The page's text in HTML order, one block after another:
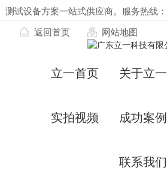
测试设备方案一站式供应商。服务热线：
返回首页 网站地图
立一首页 关于立一
实拍视频 成功案例
联系我们